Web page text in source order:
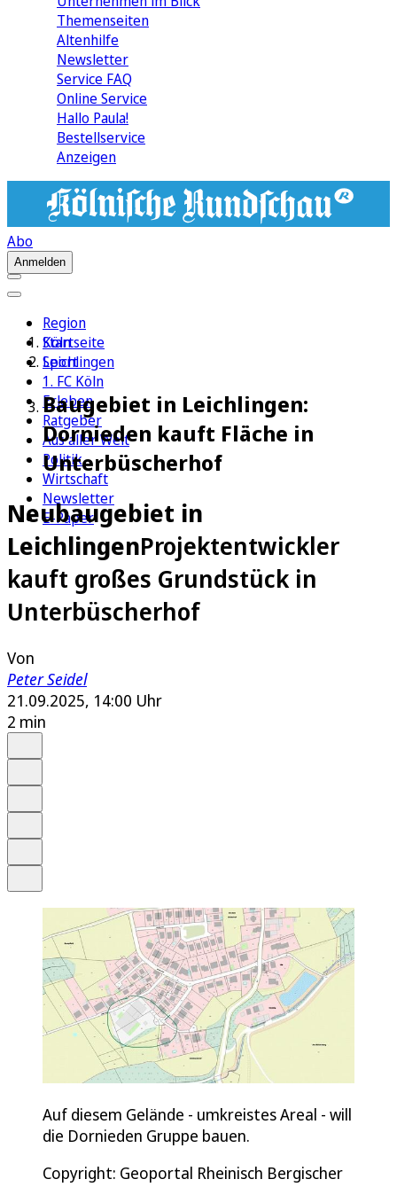
Themenseiten
Altenhilfe
Newsletter
Service FAQ
Online Service
Hallo Paula!
Bestellservice
Anzeigen
Abo
Anmelden
Region
Köln
Sport
1. FC Köln
Erleben
Ratgeber
Aus aller Welt
Politik
Wirtschaft
Newsletter
E-Paper
Startseite
Leichlingen
Baugebiet in Leichlingen:
Dornieden kauft Fläche in
Unterbüscherhof
Neubaugebiet in
LeichlingenProjektentwickler
kauft großes Grundstück in
Unterbüscherhof
Von
Peter Seidel
21.09.2025, 14:00 Uhr
2 min
Auf diesem Gelände - umkreistes Areal - will
die Dornieden Gruppe bauen.
Copyright: Geoportal Rheinisch Bergischer